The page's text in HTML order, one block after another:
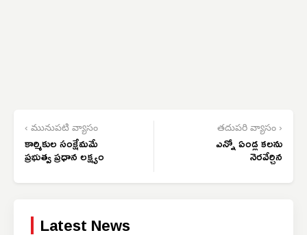
‹ మునుపటి వ్యాసం
కార్మికుల సంక్షేమమే
ప్రభుత్వ ప్రధాన లక్ష్యం
తదుపరి వ్యాసం ›
ఎన్నో ఏండ్ల కలను
నెరవేర్చిన
Latest News